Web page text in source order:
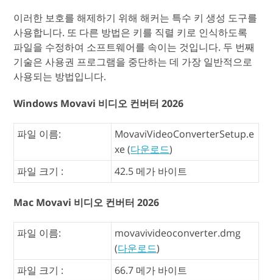
이러한 보호를 해제하기 위해 해커는 특수 키 생성 도구를
사용합니다. 또 다른 방법은 키를 직렬 키로 인식하도록
파일을 수정하여 소프트웨어를 속이는 것입니다. 두 번째
기술은 사용권 프로그램을 중단하는 데 가장 일반적으로
사용되는 방법입니다.
Windows Movavi 비디오 컨버터 2026
파일 이름:
MovaviVideoConverterSetup.e
xe (다운로드)
파일 크기 :
42.5 메가 바이트
Mac Movavi 비디오 컨버터 2026
파일 이름:
movavivideoconverter.dmg
(다운로드)
파일 크기 :
66.7 메가 바이트